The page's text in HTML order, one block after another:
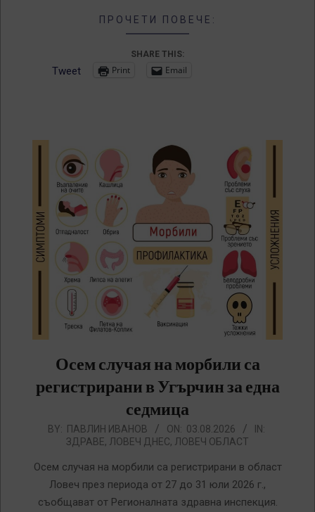
ПРОЧЕТИ ПОВЕЧЕ:
SHARE THIS:
Tweet Print Email
Осем случая на морбили са
регистрирани в Угърчин за една
седмица
2026-
03
BY: ПАВЛИН ИВАНОВ ON: 03.08.2026
IN:
ЗДРАВЕ, ЛОВЕЧ ДНЕС, ЛОВЕЧ ОБЛАСТ
Осем случая на морбили са регистрирани в област
Ловеч през периода от 27 до 31 юли 2026 г.,
съобщават от Регионалната здравна инспекция.